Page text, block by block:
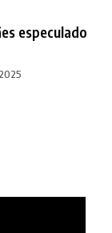
especulado